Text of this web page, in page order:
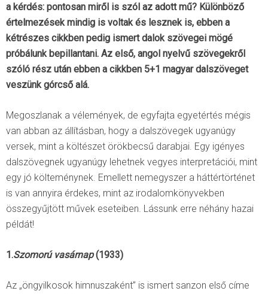
a kérdés: pontosan miről is szól az adott mű? Különböző
értelmezések mindig is voltak és lesznek is, ebben a
kétrészes cikkben pedig ismert dalok szövegei mögé
próbálunk bepillantani. Az első, angol nyelvű szövegekről
szóló rész után ebben a cikkben 5+1 magyar dalszöveget
veszünk górcső alá.
Megoszlanak a vélemények, de egyfajta egyetértés mégis
van abban az állításban, hogy a dalszövegek ugyanúgy
versek, mint a költészet örökbecsű darabjai. Egy igényes
dalszövegnek ugyanúgy lehetnek vegyes interpretációi, mint
egy jó költeménynek. Emellett nemegyszer a háttértörténet
is van annyira érdekes, mint az irodalomkönyvekben
összegyűjtött művek eseteiben. Lássunk erre néhány hazai
példát!
1.Szomorú vasárnap(1933)
Az „öngyilkosok himnuszaként” is ismert sanzon első címe